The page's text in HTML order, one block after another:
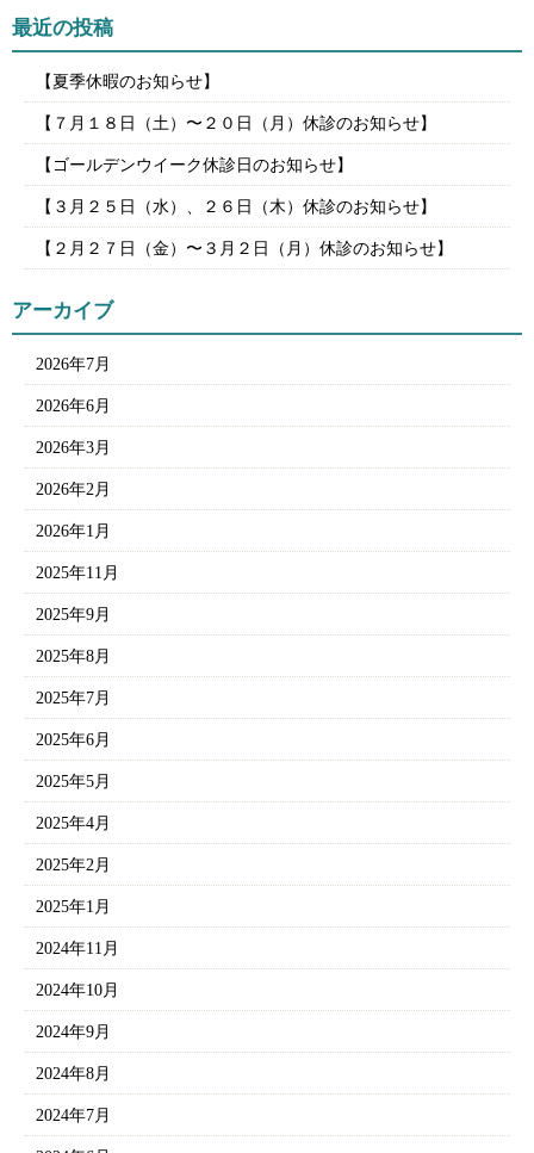
最近の投稿
【夏季休暇のお知らせ】
【７月１８日（土）〜２０日（月）休診のお知らせ】
【ゴールデンウイーク休診日のお知らせ】
【３月２５日（水）、２６日（木）休診のお知らせ】
【２月２７日（金）〜３月２日（月）休診のお知らせ】
アーカイブ
2026年7月
2026年6月
2026年3月
2026年2月
2026年1月
2025年11月
2025年9月
2025年8月
2025年7月
2025年6月
2025年5月
2025年4月
2025年2月
2025年1月
2024年11月
2024年10月
2024年9月
2024年8月
2024年7月